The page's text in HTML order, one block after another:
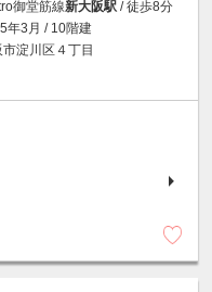
御堂筋線新大阪駅 / 徒歩8分
年3月 / 10階建
淀川区４丁目